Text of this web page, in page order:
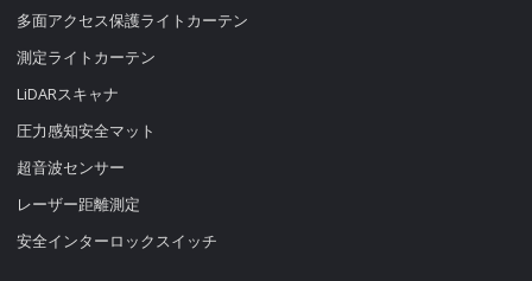
多面アクセス保護ライトカーテン
測定ライトカーテン
LiDARスキャナ
圧力感知安全マット
超音波センサー
レーザー距離測定
安全インターロックスイッチ